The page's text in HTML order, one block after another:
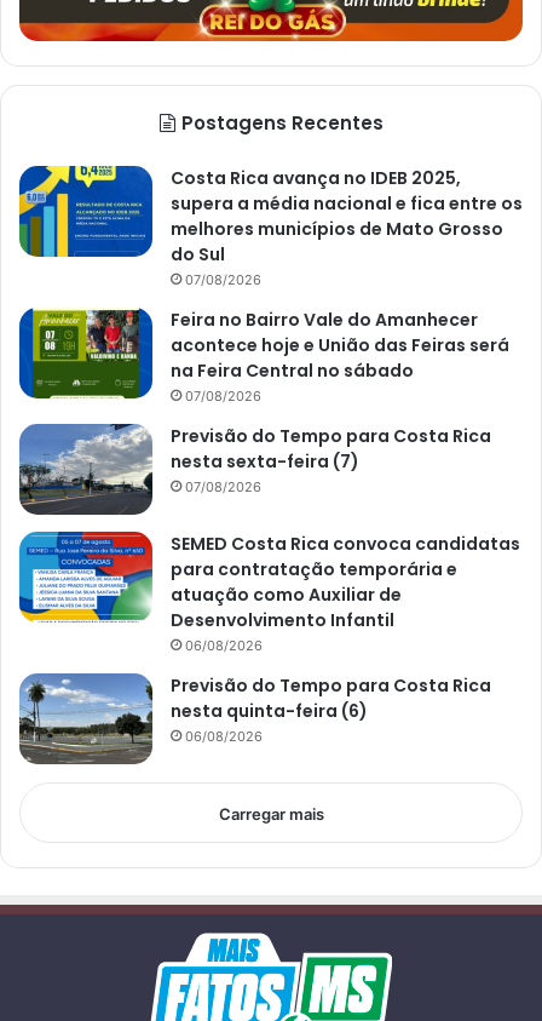
Postagens Recentes
Costa Rica avança no IDEB 2025,
supera a média nacional e fica entre os
melhores municípios de Mato Grosso
do Sul
07/08/2026
Feira no Bairro Vale do Amanhecer
acontece hoje e União das Feiras será
na Feira Central no sábado
07/08/2026
Previsão do Tempo para Costa Rica
nesta sexta-feira (7)
07/08/2026
SEMED Costa Rica convoca candidatas
para contratação temporária e
atuação como Auxiliar de
Desenvolvimento Infantil
06/08/2026
Previsão do Tempo para Costa Rica
nesta quinta-feira (6)
06/08/2026
Carregar mais